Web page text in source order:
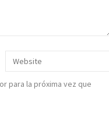
para la próxima vez que